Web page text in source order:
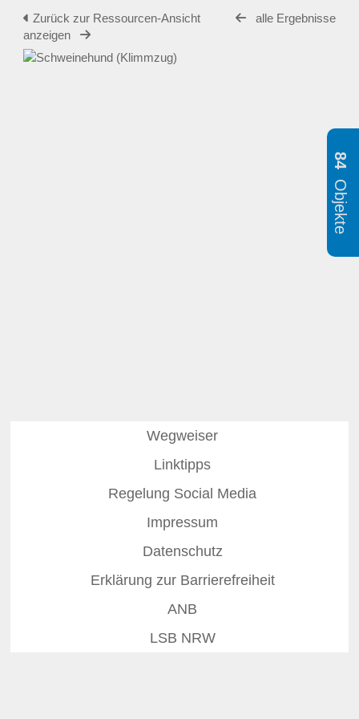
Zurück zur Ressourcen-Ansicht
alle Ergebnisse
anzeigen
Wegweiser
Linktipps
Regelung Social Media
Impressum
Datenschutz
Erklärung zur Barrierefreiheit
ANB
LSB NRW
84
Objekte